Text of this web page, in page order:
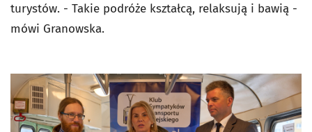
turystów. - Takie podróże kształcą, relaksują i bawią -
mówi Granowska.